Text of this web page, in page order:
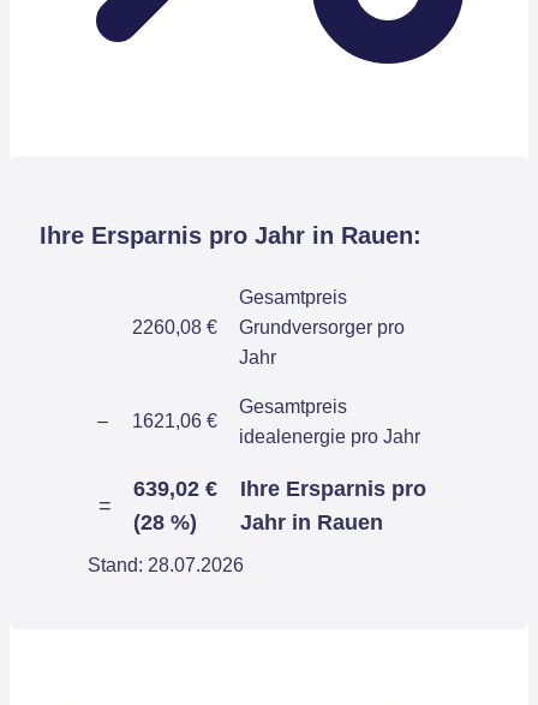
Ihre Ersparnis pro Jahr in Rauen:
2260,08 €
Gesamtpreis
Grundversorger pro
Jahr
– 1621,06 €
Gesamtpreis
idealenergie pro Jahr
=
639,02 €
(28 %)
Ihre Ersparnis pro
Jahr in Rauen
Stand: 28.07.2026